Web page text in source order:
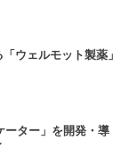
ウェルモット製薬」
ーター」を開発・導